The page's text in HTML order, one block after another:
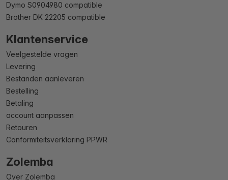
Dymo S0904980 compatible
Brother DK 22205 compatible
Klantenservice
Veelgestelde vragen
Levering
Bestanden aanleveren
Bestelling
Betaling
account aanpassen
Retouren
Conformiteitsverklaring PPWR
Zolemba
Over Zolemba